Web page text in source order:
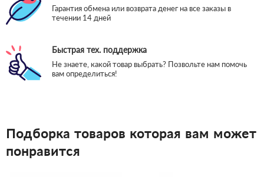
Гарантия обмена или возврата денег на все заказы в
течении 14 дней
Быстрая тех. поддержка
Не знаете, какой товар выбрать? Позвольте нам помочь
вам определиться!
Подборка товаров которая вам может
понравится